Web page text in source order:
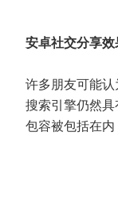
安卓社交分享
许多朋友可能
搜索引擎仍然
包容被包括在